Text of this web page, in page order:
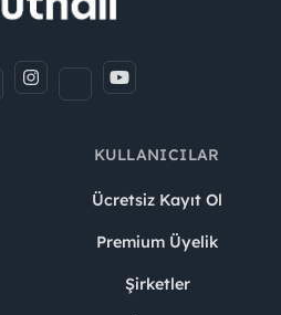
KULLANICILAR
Ücretsiz Kayıt Ol
Premium Üyelik
Şirketler